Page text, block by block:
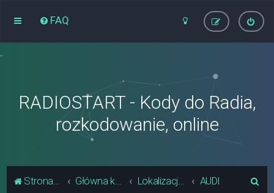
FAQ
RADIOSTART - Kody do Radia,
rozkodowanie, online
Strona główna Główna kategoria forum Lokalizacja Układów Pamięci Radia AUDI